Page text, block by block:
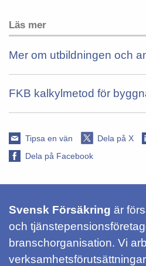
Läs mer
Mer om utbildningen och
FKB kalkylmetod för
Tipsa en vän Dela på X
Dela på Facebook
Svensk Försäkring är
och
branschorganisation. Vi